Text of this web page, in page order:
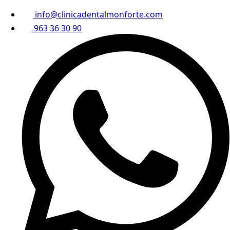
info@clinicadentalmonforte.com
963 36 30 90